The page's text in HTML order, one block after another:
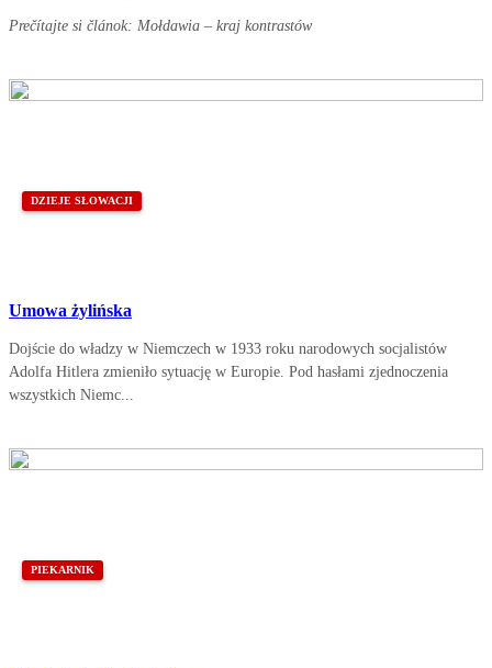
Prečítajte si článok: Mołdawia – kraj kontrastów
DZIEJE SŁOWACJI
Umowa żylińska
Dojście do władzy w Niemczech w 1933 roku narodowych socjalistów
Adolfa Hitlera zmieniło sytuację w Europie. Pod hasłami zjednoczenia
wszystkich Niemc...
PIEKARNIK